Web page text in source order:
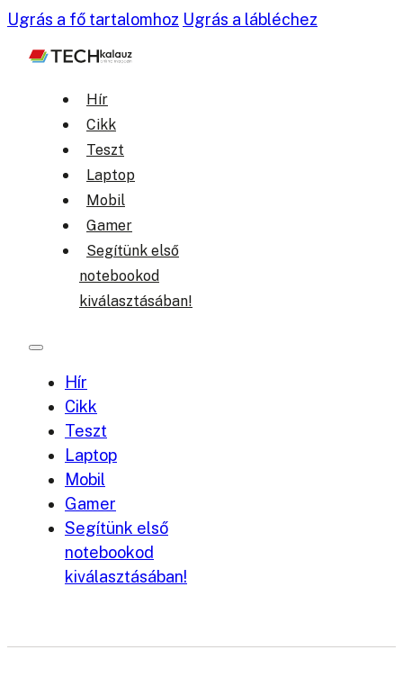
Ugrás a fő tartalomhoz Ugrás a lábléchez
Hír
Cikk
Teszt
Laptop
Mobil
Gamer
Segítünk első
notebookod
kiválasztásában!
Hír
Cikk
Teszt
Laptop
Mobil
Gamer
Segítünk első
notebookod
kiválasztásában!